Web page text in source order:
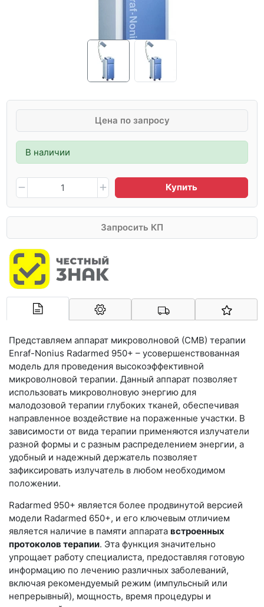
Цена по запросу
В наличии
Купить
Запросить КП
Арконт-Мед
Представляем аппарат микроволновой (СМВ) терапии
Enraf-Nonius Radarmed 950+ – усовершенствованная
модель для проведения высокоэффективной
микроволновой терапии. Данный аппарат позволяет
использовать микроволновую энергию для
малодозовой терапии глубоких тканей, обеспечивая
направленное воздействие на пораженные участки. В
зависимости от вида терапии применяются излучатели
разной формы и с разным распределением энергии, а
удобный и надежный держатель позволяет
зафиксировать излучатель в любом необходимом
положении.
Radarmed 950+ является более продвинутой версией
модели Radarmed 650+, и его ключевым отличием
является наличие в памяти аппарата встроенных
протоколов терапии. Эта функция значительно
упрощает работу специалиста, предоставляя готовую
информацию по лечению различных заболеваний,
включая рекомендуемый режим (импульсный или
непрерывный), мощность, время процедуры и